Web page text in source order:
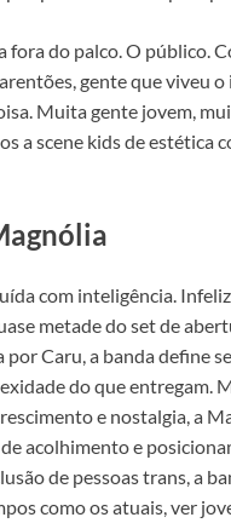
do palco. O público.
gente que viveu o
Muita gente jovem,
a scene kids de estética
com inteligência.
metade do set de
Caru, a banda define
do que entregam.
e nostalgia, a
acolhimento e
de pessoas trans, a
como os atuais, ver